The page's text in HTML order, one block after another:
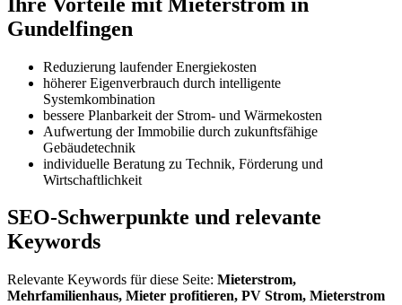
Gundelfingen
Reduzierung laufender Energiekosten
höherer Eigenverbrauch durch intelligente
Systemkombination
bessere Planbarkeit der Strom- und Wärmekosten
Aufwertung der Immobilie durch zukunftsfähige
Gebäudetechnik
individuelle Beratung zu Technik, Förderung und
Wirtschaftlichkeit
SEO-Schwerpunkte und relevante
Keywords
Relevante Keywords für diese Seite: Mieterstrom,
Mehrfamilienhaus, Mieter profitieren, PV Strom, Mieterstrom